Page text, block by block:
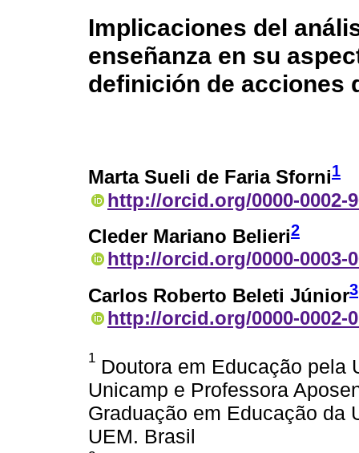
Implicaciones del
enseñanza en su
definición de acciones
Marta Sueli de Faria Sforni1
http://orcid.org/0000-0002-
Cleder Mariano Belieri2
http://orcid.org/0000-0003-
Carlos Roberto Beleti Júnior3
http://orcid.org/0000-0002-
1 Doutora em Educação pela
Unicamp e Professora
Graduação em Educação da
UEM. Brasil